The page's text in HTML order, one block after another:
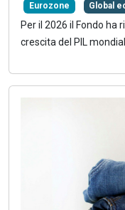
Eurozone Global
Per il 2026 il Fondo ha
crescita del PIL